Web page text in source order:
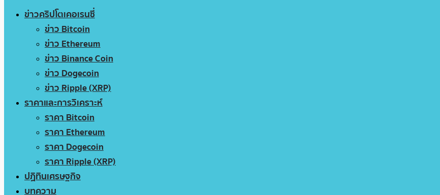
ข่าวคริปโตเคอเรนซี่
ข่าว Bitcoin
ข่าว Ethereum
ข่าว Binance Coin
ข่าว Dogecoin
ข่าว Ripple (XRP)
ราคาและการวิเคราะห์
ราคา Bitcoin
ราคา Ethereum
ราคา Dogecoin
ราคา Ripple (XRP)
ปฏิทินเศรษฐกิจ
บทความ